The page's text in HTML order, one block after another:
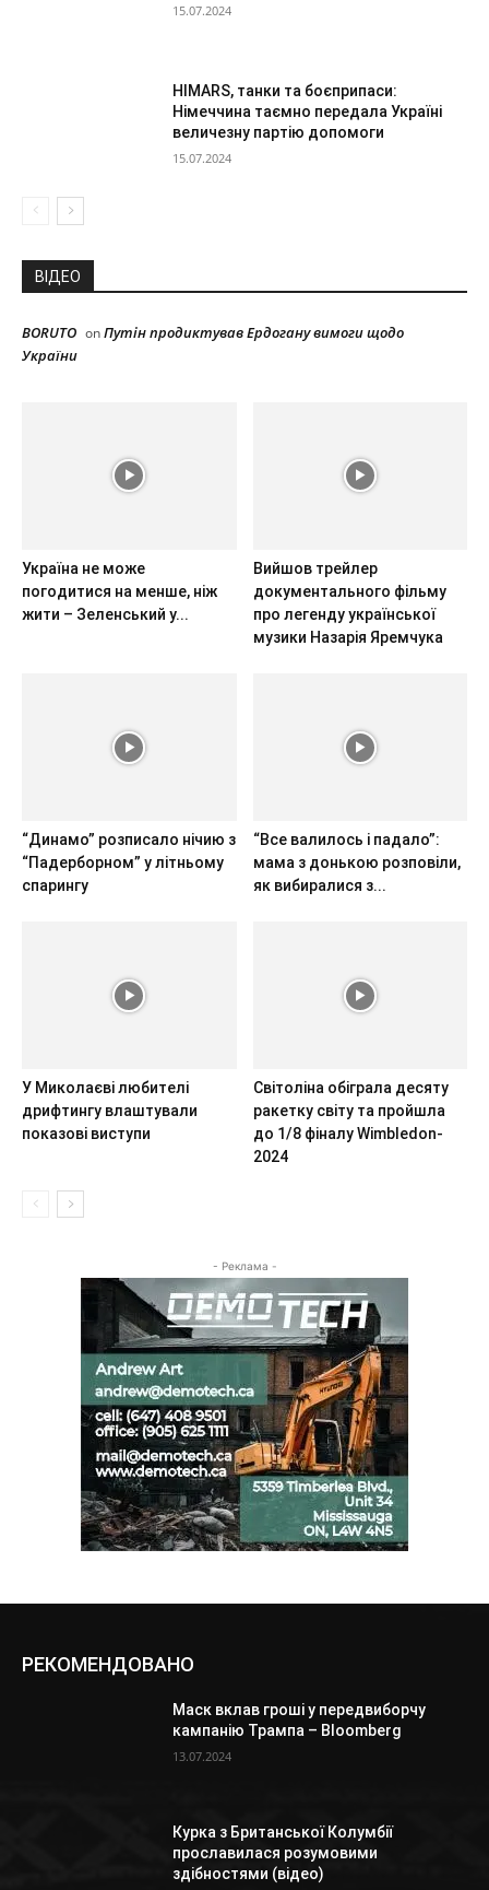
15.07.2024
HIMARS, танки та боєприпаси:
Німеччина таємно передала Україні
величезну партію допомоги
15.07.2024
ВІДЕО
BORUTO onПутін продиктував Ердогану вимоги щодо
України
Україна не може
погодитися на менше, ніж
жити – Зеленський у...
Вийшов трейлер
документального фільму
про легенду української
музики Назарія Яремчука
“Динамо” розписало нічию з
“Падерборном” у літньому
спарингу
“Все валилось і падало”:
мама з донькою розповіли,
як вибиралися з...
У Миколаєві любителі
дрифтингу влаштували
показові виступи
Світоліна обіграла десяту
ракетку світу та пройшла
до 1/8 фіналу Wimbledon-
2024
- Реклама -
РЕКОМЕНДОВАНО
Маск вклав гроші у передвиборчу
кампанію Трампа – Bloomberg
13.07.2024
Курка з Британської Колумбії
прославилася розумовими
здібностями (відео)